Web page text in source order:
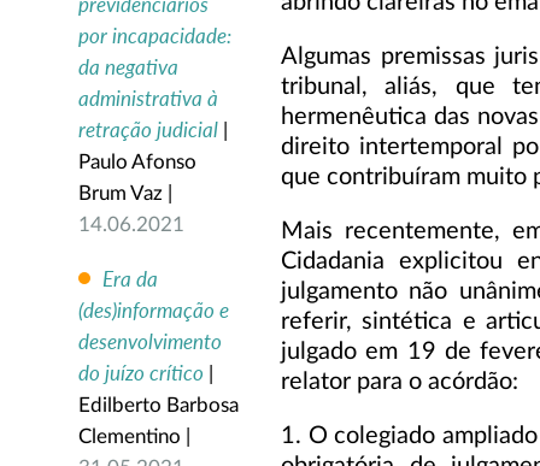
previdenciários
por incapacidade:
da negativa
administrativa à
retração judicial
Paulo Afonso
Brum Vaz |
14.06.2021
Era da
(des)informação e
desenvolvimento
do juízo crítico
Edilberto Barbosa
Clementino |
Algumas premissas
tribunal, aliás, que
hermenêutica das
direito intertemporal
que contribuíram muito
Mais recentemente,
Cidadania explicitou
julgamento não
referir, sintética e
julgado em 19 de
relator para o acórdão:
1. O colegiado